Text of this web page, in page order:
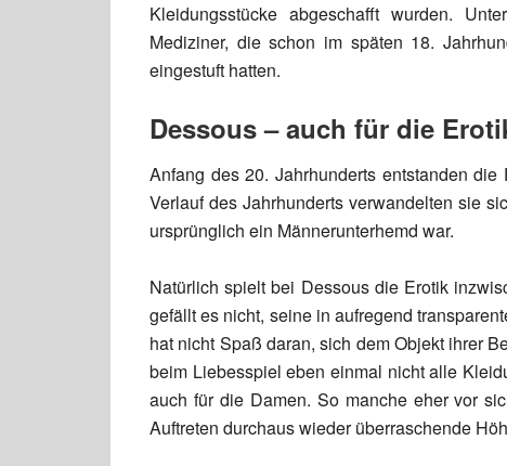
Kleidungsstücke abgeschafft wurden.
Mediziner, die schon im späten 18.
eingestuft hatten.
Dessous – auch für die
Anfang des 20. Jahrhunderts entstanden
Verlauf des Jahrhunderts verwandelten sie
ursprünglich ein Männerunterhemd war.
Natürlich spielt bei Dessous die Erotik
gefällt es nicht, seine in aufregend
hat nicht Spaß daran, sich dem Objekt ihrer
beim Liebesspiel eben einmal nicht alle
auch für die Damen. So manche eher vor
Auftreten durchaus wieder überraschende